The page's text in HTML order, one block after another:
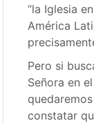
“la Iglesia
América
Pero si
Señora en
constatar